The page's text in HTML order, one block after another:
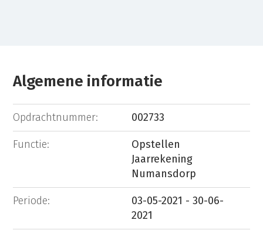
Algemene informatie
Opdrachtnummer: 002733
Functie:
Opstellen
Jaarrekening
Numansdorp
Periode:
03-05-2021 - 30-06-
2021